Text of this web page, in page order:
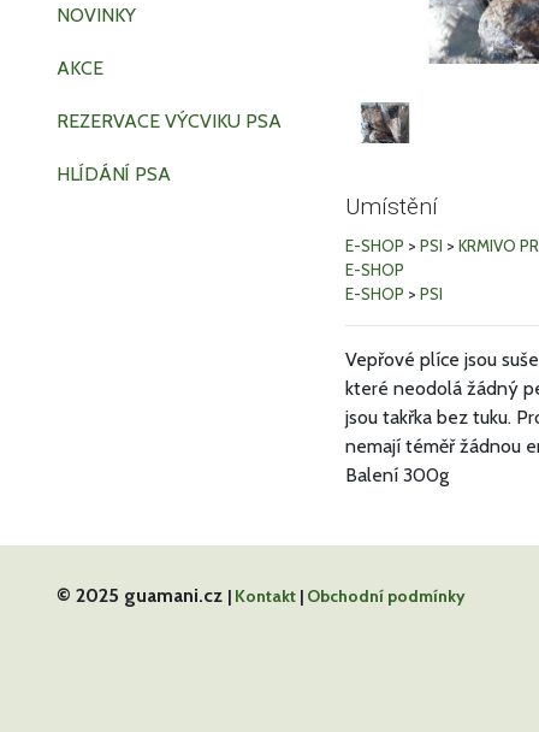
NOVINKY
AKCE
REZERVACE VÝCVIKU PSA
HLÍDÁNÍ PSA
Umístění
E-SHOP > PSI > KRMIVO
E-SHOP
E-SHOP > PSI
Vepřové plíce jsou
které neodolá žádný
jsou takřka bez tuku.
nemají téměř žádnou
Balení 300g
© 2025 guamani.cz | Kontakt | Obchodní podmínky